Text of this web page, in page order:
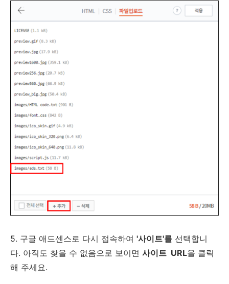
5. 구글 애드센스로 다시 접속하여 '사이트'를 선택합니
다. 아직도 찾을 수 없음으로 보이면 사이트 URL을 클릭
해 주세요.